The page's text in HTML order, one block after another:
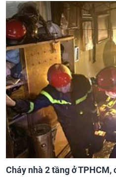
Cháy nhà 2 tầng ở